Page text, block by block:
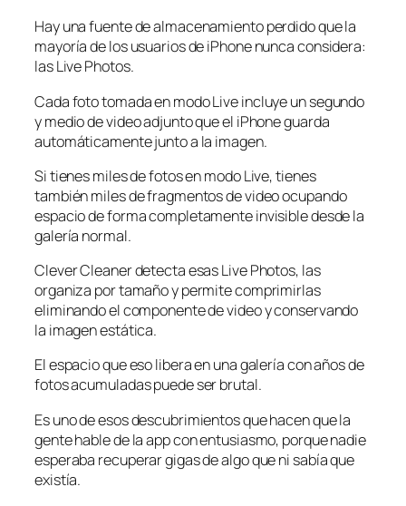
Hay una fuente de almacenamiento perdido que la
mayoría de los usuarios de iPhone nunca considera:
las Live Photos.
Cada foto tomada en modo Live incluye un segundo
y medio de video adjunto que el iPhone guarda
automáticamente junto a la imagen.
Si tienes miles de fotos en modo Live, tienes
también miles de fragmentos de video ocupando
espacio de forma completamente invisible desde la
galería normal.
Clever Cleaner detecta esas Live Photos, las
organiza por tamaño y permite comprimirlas
eliminando el componente de video y conservando
la imagen estática.
El espacio que eso libera en una galería con años de
fotos acumuladas puede ser brutal.
Es uno de esos descubrimientos que hacen que la
gente hable de la app con entusiasmo, porque nadie
esperaba recuperar gigas de algo que ni sabía que
existía.